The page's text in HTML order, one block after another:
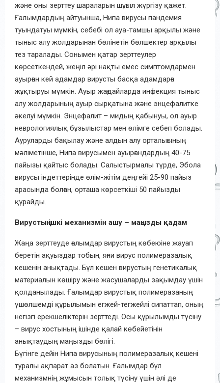
және оны зерттеу шараларын шұғыл жүргізу қажет.
Ғалымдардың айтуынша, Нипа вирусы пандемия
туындатуы мүмкін, себебі ол ауа-тамшы арқылы және
тыныс алу жолдарынан бөлінетін бөлшектер арқылы
тез таралады. Сонымен қатар зерттеулер
көрсеткендей, жеңіл әрі нақты емес симптомдармен
ауырған кей адамдар вирусты басқа адамдарға
жұқтыруы мүмкін. Ауыр жағдайларда инфекция тыныс
алу жолдарының ауыр сырқатына және энцефалитке
әкелуі мүмкін. Энцефалит – мидың қабынуы, ол ауыр
неврологиялық бұзылыстар мен өлімге себеп болады.
Ауруларды бақылау және алдын алу орталығының
мәліметінше, Нипа вирусымен ауырғандардың 40-75
пайызы қайтыс болады. Салыстырмалы түрде, Эбола
вирусы індеттерінде өлім-жітім деңгейі 25-90 пайыз
арасында болған, орташа көрсеткіші 50 пайызды
құрайды.
Вирустың ішкі механизмін ашу – маңызды қадам
Жаңа зерттеуде ғалымдар вирустың көбеюіне жауап
беретін ақуыздар тобын, яғни вирус полимеразалық
кешенін анықтады. Бұл кешен вирустың генетикалық
материалын көшіру және жасушаларды зақымдау үшін
қолданылады. Ғалымдар вирустық полимеразаның
үшөлшемді құрылымын егжей-тегжейлі сипаттап, оның
негізгі ерекшеліктерін зерттеді. Осы құрылымды түсіну
– вирус хостының ішінде қалай көбейетінін
анықтаудың маңызды бөлігі.
Бүгінге дейін Нипа вирусының полимеразалық кешені
туралы ақпарат аз болатын. Ғалымдар бұл
механизмнің жұмысын толық түсіну үшін әлі де